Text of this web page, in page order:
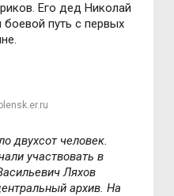
Его дед Николай
путь с первых
двухсот человек.
участвовать в
Ляхов
архив. На